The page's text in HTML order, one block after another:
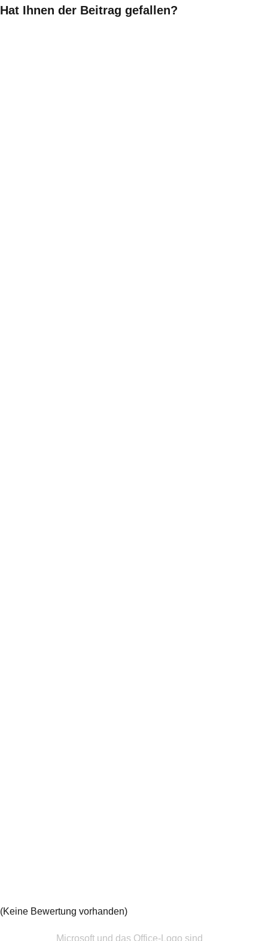
Hat Ihnen der Beitrag gefallen?
(Keine Bewertung vorhanden)
Microsoft und das Office-Logo sind